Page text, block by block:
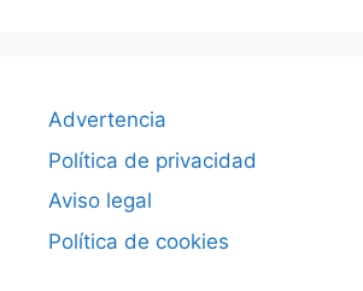
Advertencia
Política de privacidad
Aviso legal
Política de cookies